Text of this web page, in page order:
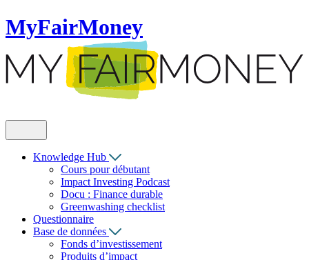
MyFairMoney
Knowledge Hub
Cours pour débutant
Impact Investing Podcast
Docu : Finance durable
Greenwashing checklist
Questionnaire
Base de données
Fonds d’investissement
Produits d’impact